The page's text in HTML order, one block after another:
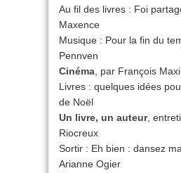
Au fil des livres : Foi
Maxence
Musique : Pour la fin du
Pennven
Cinéma , par François
Livres : quelques idées
de Noël
Un livre, un auteur,
Riocreux
Sortir : Eh bien : dansez
Arianne Ogier